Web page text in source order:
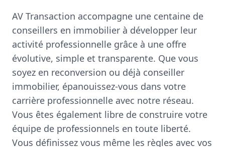
AV Transaction accompagne une centaine de
conseillers en immobilier à développer leur
activité professionnelle grâce à une offre
évolutive, simple et transparente. Que vous
soyez en reconversion ou déjà conseiller
immobilier, épanouissez-vous dans votre
carrière professionnelle avec notre réseau.
Vous êtes également libre de construire votre
équipe de professionnels en toute liberté.
Vous définissez vous même les règles avec vos